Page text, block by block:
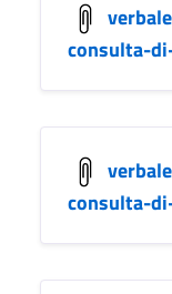
consulta-
consulta-